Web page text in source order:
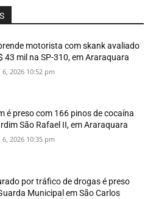
motorista com skank avaliado
43 mil na SP-310, em Araraquara
6, 2026 10:52 pm
é preso com 166 pinos de cocaína
São Rafael II, em Araraquara
6, 2026 10:35 pm
por tráfico de drogas é preso
Municipal em São Carlos